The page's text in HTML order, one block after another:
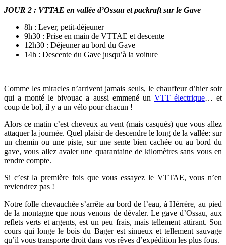
JOUR 2 : VTTAE en vallée d’Ossau et packraft sur le Gave
8h : Lever, petit-déjeuner
9h30 : Prise en main de VTTAE et descente
12h30 : Déjeuner au bord du Gave
14h : Descente du Gave jusqu’à la voiture
Comme les miracles n’arrivent jamais seuls, le chauffeur d’hier soir
qui a monté le bivouac a aussi emmené un VTT électrique… et
coup de bol, il y a un vélo pour chacun !
Alors ce matin c’est cheveux au vent (mais casqués) que vous allez
attaquer la journée. Quel plaisir de descendre le long de la vallée: sur
un chemin ou une piste, sur une sente bien cachée ou au bord du
gave, vous allez avaler une quarantaine de kilomètres sans vous en
rendre compte.
Si c’est la première fois que vous essayez le VTTAE, vous n’en
reviendrez pas !
Notre folle chevauchée s’arrête au bord de l’eau, à Hérrère, au pied
de la montagne que nous venons de dévaler. Le gave d’Ossau, aux
reflets verts et argents, est un peu frais, mais tellement attirant. Son
cours qui longe le bois du Bager est sinueux et tellement sauvage
qu’il vous transporte droit dans vos rêves d’expédition les plus fous.